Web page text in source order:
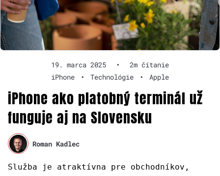
19. marca 2025 •
2m čítanie
iPhone
• Technológie • Apple
iPhone ako platobný terminál už
funguje aj na Slovensku
Roman Kadlec
Služba je atraktívna pre obchodníkov,